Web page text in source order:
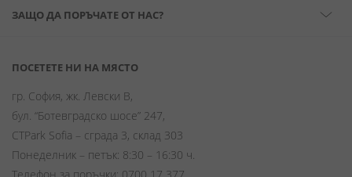
ЗАЩО ДА ПОРЪЧАТЕ ОТ НАС?
ПОСЕТЕТЕ НИ НА МЯСТО
гр. София, жк. Левски В,
бул. “Ботевградско шосе” 247,
CTPark Sofia – сграда 3, склад 303
Понеделник – петък: 8:30 – 16:30 ч.